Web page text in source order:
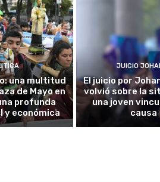
una multitud
de Mayo en
profunda
y económica
JUICIO
El juicio por
volvió sobre la
una joven
causa